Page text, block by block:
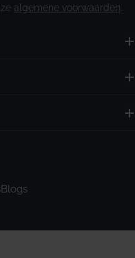
algemene voorwaarden.
Blogs